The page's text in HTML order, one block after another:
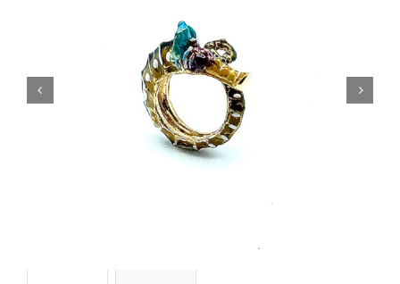
Orecchini
Cinture
A.B.